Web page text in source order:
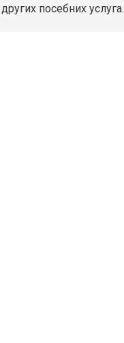
других посебних услуга.